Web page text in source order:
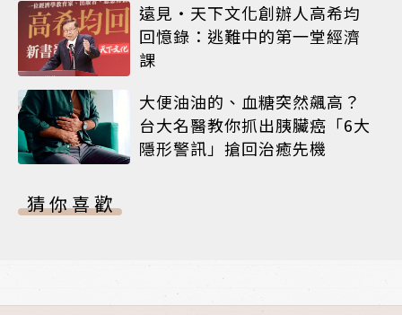
遠見‧天下文化創辦人高希均
回憶錄：逃難中的第一堂經濟
課
大便油油的、血糖突然飆高？
台大名醫教你抓出胰臟癌「6大
隱形警訊」搶回治癒先機
猜你喜歡